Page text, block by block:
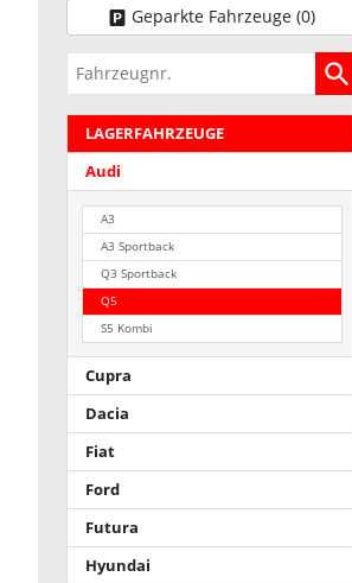
Geparkte Fahrzeuge (0)
Fahrzeugnr.
LAGERFAHRZEUGE
Audi
A3
A3 Sportback
Q3 Sportback
Q5
S5 Kombi
Cupra
Dacia
Fiat
Ford
Futura
Hyundai